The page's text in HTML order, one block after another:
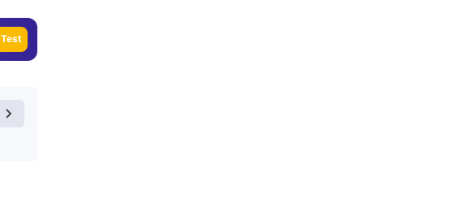
Test